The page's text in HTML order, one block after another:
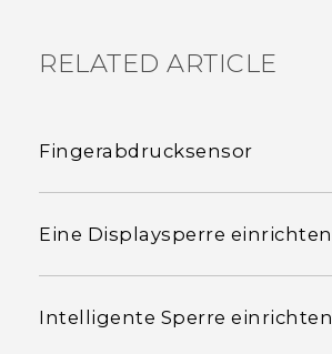
RELATED ARTICLE
Fingerabdrucksensor
Eine Displaysperre einrichten
Intelligente Sperre einrichten